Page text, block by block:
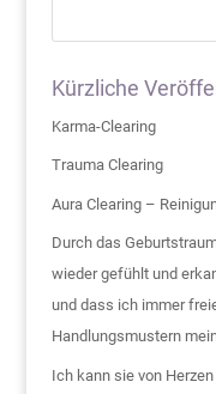
Kürzliche
Karma-Clearing
Trauma Clearing
Aura Clearing –
Durch das
wieder gefühlt und
und dass ich immer
Handlungsmustern
Ich kann sie von